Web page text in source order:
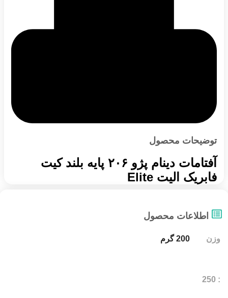
توضیحات محصول
آفتامات دینام پژو ۲۰۶ پایه بلند کیت
فابریک الیت Elite
اطلاعات محصول
وزن 200 گرم
: 250